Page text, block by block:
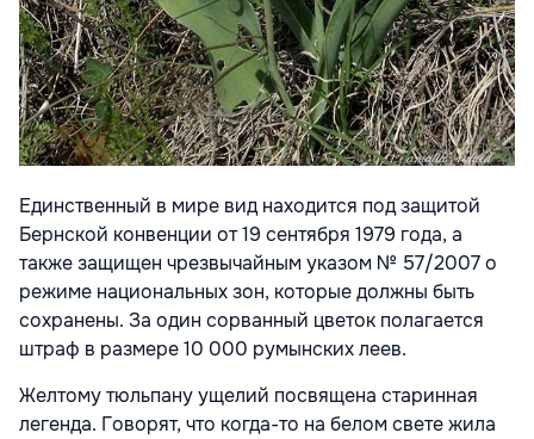
Единственный в мире вид находится под защитой
Бернской конвенции от 19 сентября 1979 года, а
также защищен чрезвычайным указом № 57/2007 о
режиме национальных зон, которые должны быть
сохранены. За один сорванный цветок полагается
штраф в размере 10 000 румынских леев.
Желтому тюльпану ущелий посвящена старинная
легенда. Говорят, что когда-то на белом свете жила